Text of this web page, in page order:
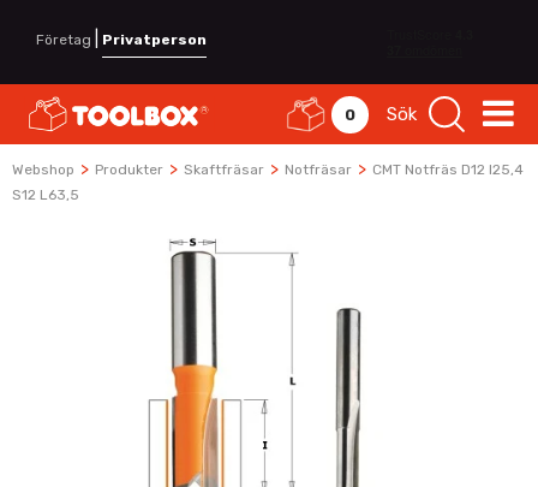
Företag Privatperson
0 Sök
Webshop > Produkter > Skaftfräsar > Notfräsar > CMT Notfräs D12 I25,4
S12 L63,5